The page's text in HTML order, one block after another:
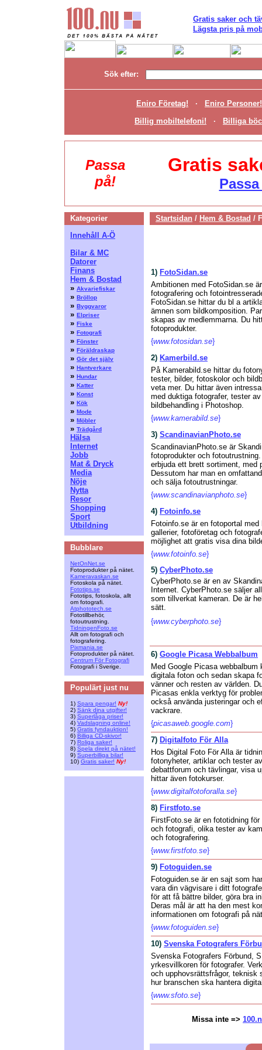
Gratis saker och
Lägsta pris på
Sök efter:
Eniro Företag! ·
Eniro Personer!
Billig mobiltelefoni!
· Billiga
Passa
på!
Gratis
Kategorier
Innehåll A-Ö
Bilar & MC
Datorer
Finans
Hem & Bostad
» Akvariefiskar
» Bröllop
» Byggvaror
» Elpriser
» Fiske
» Fotografi
» Fönster
» Föräldraskap
» Gör det själv
» Hantverkare
» Hundar
» Katter
» Konst
» Kök
» Mode
» Möbler
» Trädgård
Hälsa
Internet
Jobb
Mat & Dryck
Media
Nöje
Nytta
Resor
Shopping
Sport
Utbildning
Bubblare
NetOnNet.se
Fotoprodukter på nätet.
Kameravaskan.se
Fotoskola på nätet.
Fototips.se
Fototips, fotoskola, allt
om fotografi.
Atphototech.se
Fototillbehör,
fotoutrustning.
TidningenFoto.se
Allt om fotografi och
fotografering.
Pixmania.se
Fotoprodukter på nätet.
Centrum För Fotografi
Fotografi i Sverige.
Populärt just nu
1) Spara pengar! Ny!
2) Sänk dina utgifter!
3) Superlåga priser!
4) Vadslagning online!
5) Gratis fyndauktion!
6) Billiga CD-skivor!
7) Roliga saker!
8) Spela direkt på nätet!
9) Superbilliga bilar!
10) Gratis saker! Ny!
Startsidan / Hem & Bostad /
1) FotoSidan.se
Ambitionen med FotoSidan.se
fotografering och
FotoSidan.se hittar du bl a
ämnen som bildkomposition.
skapas av medlemmarna. Du
fotoprodukter.
{www.fotosidan.se}
2) Kamerbild.se
På Kamerabild.se hittar du
tester, bilder, fotoskolor och
veta mer. Du hittar även
med duktiga fotografer, tester
bildbehandling i Photoshop.
{www.kamerabild.se}
3) ScandinavianPhoto.se
ScandinavianPhoto.se är
fotoprodukter och
erbjuda ett brett sortiment, med
Dessutom har man en
och sälja fotoutrustningar.
{www.scandinavianphoto.se}
4) Fotoinfo.se
Fotoinfo.se är en fotoportal
gallerier, fotoföretag och
möjlighet att gratis visa dina
{www.fotoinfo.se}
5) CyberPhoto.se
CyberPhoto.se är en av
Internet. CyberPhoto.se säljer
som tillverkat kameran. De är
sätt.
{www.cyberphoto.se}
6) Google Picasa Webbalbum
Med Google Picasa
digitala foton och sedan skapa
vänner och resten av världen.
Picasas enkla verktyg för
också använda justeringar och
vackrare.
{picasaweb.google.com}
7) Digitalfoto För Alla
Hos Digital Foto För Alla är
fotonyheter, artiklar och tester
debattforum och tävlingar, visa
hittar även fotokurser.
{www.digitalfotoforalla.se}
8) Firstfoto.se
FirstFoto.se är en fototidning
och fotografi, olika tester av
och fotografering.
{www.firstfoto.se}
9) Fotoguiden.se
Fotoguiden.se är en sajt som
vara din vägvisare i ditt
för att få bättre bilder, göra bra
Deras mål är att ha den mest
informationen om fotografi på
{www.fotoguiden.se}
10) Svenska Fotografers
Svenska Fotografers Förbund,
yrkesvillkoren för fotografer.
och upphovsrättsfrågor, teknisk
hur branschen ska hantera
{www.sfoto.se}
Missa inte =>